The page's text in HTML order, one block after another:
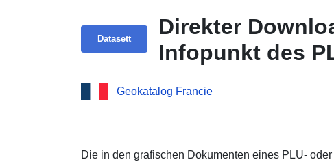
Datasett
Direkter
Infopunkt des
Geokatalog Francie
Die in den grafischen Dokumenten eines PLU-